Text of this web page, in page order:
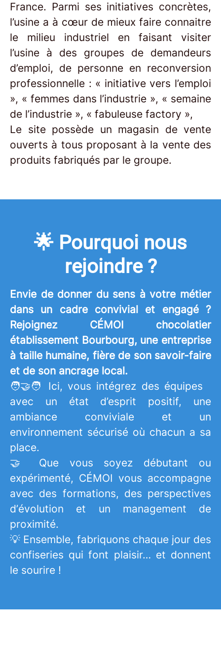
France. Parmi ses initiatives concrètes,
l’usine a à cœur de mieux faire connaitre
le milieu industriel en faisant visiter
l’usine à des groupes de demandeurs
d’emploi, de personne en reconversion
professionnelle : « initiative vers l’emploi
», « femmes dans l’industrie », « semaine
de l’industrie », « fabuleuse factory »,
Le site possède un magasin de vente
ouverts à tous proposant à la vente des
produits fabriqués par le groupe.
🌟 Pourquoi nous
rejoindre ?
Envie de donner du sens à votre métier
dans un cadre convivial et engagé ?
Rejoignez CÉMOI chocolatier
établissement Bourbourg, une entreprise
à taille humaine, fière de son savoir-faire
et de son ancrage local.
🧑‍🤝‍🧑 Ici, vous intégrez des équipes
avec un état d’esprit positif, une
ambiance conviviale et un
environnement sécurisé où chacun a sa
place.
🤝 Que vous soyez débutant ou
expérimenté, CÉMOI vous accompagne
avec des formations, des perspectives
d’évolution et un management de
proximité.
💡 Ensemble, fabriquons chaque jour des
confiseries qui font plaisir… et donnent
le sourire !